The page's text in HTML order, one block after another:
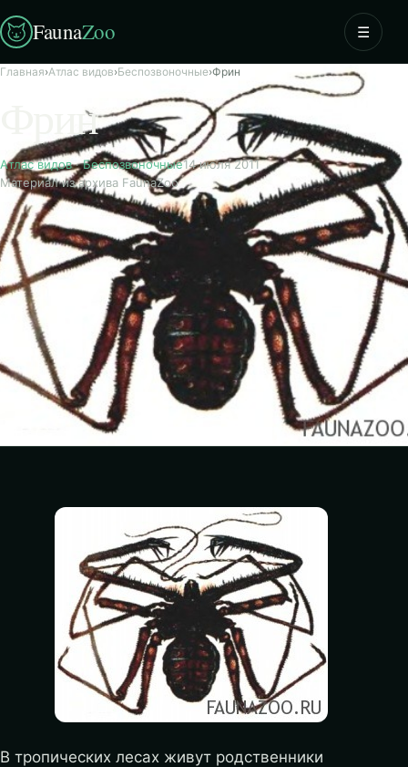
FaunaZoo ☰
Главная›Атлас видов›Беспозвоночные›Фрин
Фрин
Атлас видов·Беспозвоночные14 июля 2011
Материал из архива FaunaZoo
В тропических лесах живут родственники